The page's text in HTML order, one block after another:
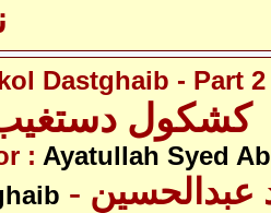
Dastghaib - Part 2
کشکول دستغیب
: Ayatullah Syed
- آیت اللہ سید عبدالحسین